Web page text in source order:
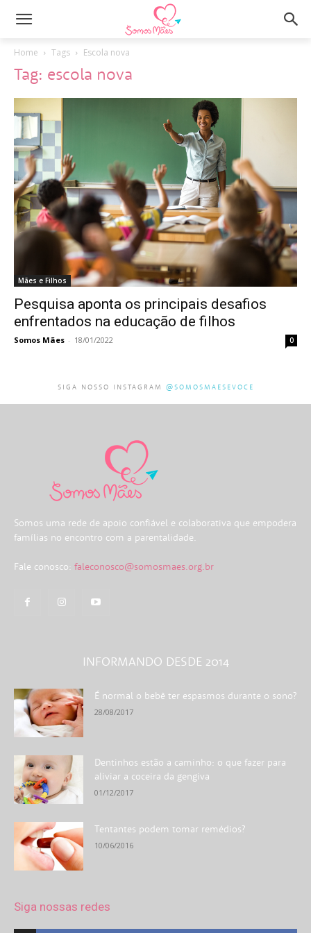
Home Tags Escola nova
Tag: escola nova
Mães e Filhos
Pesquisa aponta os principais desafios
enfrentados na educação de filhos
Somos Mães - 18/01/2022 0
SIGA NOSSO INSTAGRAM @SOMOSMAESEVOCE
Somos uma rede de apoio confiável e colaborativa que empodera
famílias no encontro com a parentalidade.
Fale conosco: faleconosco@somosmaes.org.br
INFORMANDO DESDE 2014
É normal o bebê ter espasmos durante o sono?
28/08/2017
Dentinhos estão a caminho: o que fazer para
aliviar a coceira da gengiva
01/12/2017
Tentantes podem tomar remédios?
10/06/2016
Siga nossas redes